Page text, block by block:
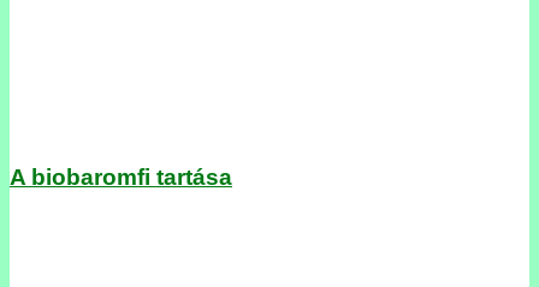
A biobaromfi tartása